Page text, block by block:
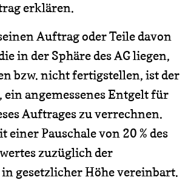
erklären.
Auftrag oder Teile davon
in der Sphäre des AG liegen,
bzw. nicht fertigstellen, ist der
ein angemessenes Entgelt für
Auftrages zu verrechnen.
einer Pauschale von 20 % des
zuzüglich der
gesetzlicher Höhe vereinbart.